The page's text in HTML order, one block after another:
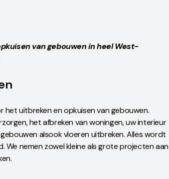
van gebouwen in heel West-
het uitbreken en opkuisen van gebouwen.
het afbreken van woningen, uw interieur
alsook vloeren uitbreken. Alles wordt
nemen zowel kleine als grote projecten aan